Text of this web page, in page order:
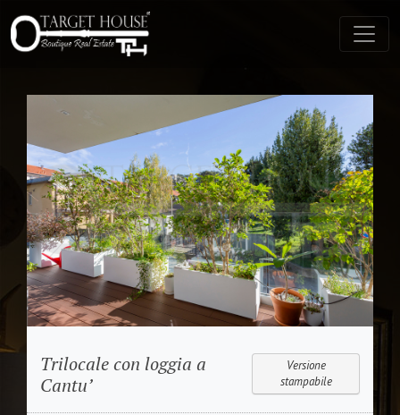
Trilocale con loggia a
Cantu’
Versione
stampabile